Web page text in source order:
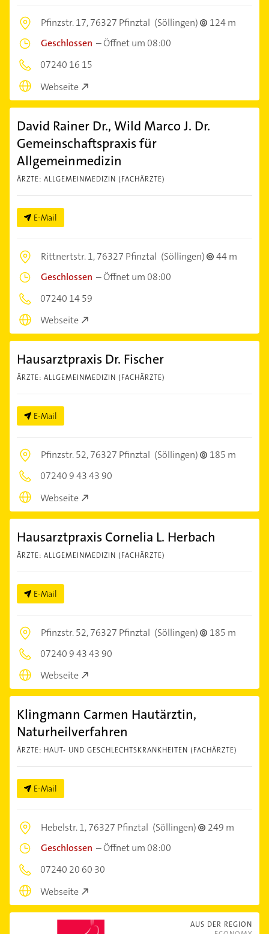
Pfinzstr. 17,76327 Pfinztal (Söllingen)
124 m
Geschlossen –Öffnet um 08:00
07240 16 15
Webseite
David Rainer Dr., Wild Marco J. Dr.
Gemeinschaftspraxis für
Allgemeinmedizin
ÄRZTE: ALLGEMEINMEDIZIN (FACHÄRZTE)
E-Mail
Rittnertstr. 1,76327 Pfinztal (Söllingen)
44 m
Geschlossen –Öffnet um 08:00
07240 14 59
Webseite
Hausarztpraxis Dr. Fischer
ÄRZTE: ALLGEMEINMEDIZIN (FACHÄRZTE)
E-Mail
Pfinzstr. 52,76327 Pfinztal (Söllingen)
185 m
07240 9 43 43 90
Webseite
Hausarztpraxis Cornelia L. Herbach
ÄRZTE: ALLGEMEINMEDIZIN (FACHÄRZTE)
E-Mail
Pfinzstr. 52,76327 Pfinztal (Söllingen)
185 m
07240 9 43 43 90
Webseite
Klingmann Carmen Hautärztin,
Naturheilverfahren
ÄRZTE: HAUT- UND GESCHLECHTSKRANKHEITEN (FACHÄRZTE)
E-Mail
Hebelstr. 1,76327 Pfinztal (Söllingen)
249 m
Geschlossen –Öffnet um 08:00
07240 20 60 30
Webseite
AUS DER REGION